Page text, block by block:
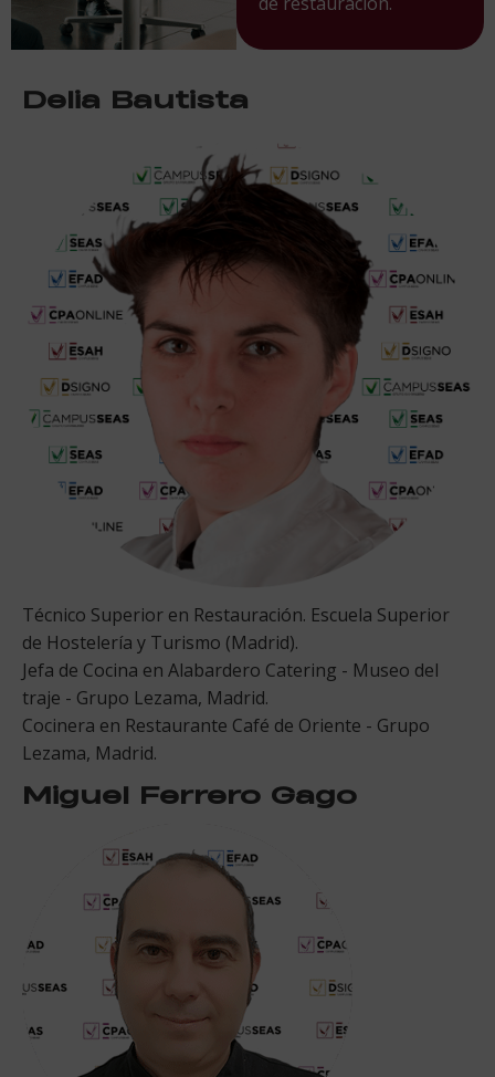
Delia Bautista
Técnico Superior en Restauración. Escuela Superior
de Hostelería y Turismo (Madrid).
Jefa de Cocina en Alabardero Catering - Museo del
traje - Grupo Lezama, Madrid.
Cocinera en Restaurante Café de Oriente - Grupo
Lezama, Madrid.
Miguel Ferrero Gago